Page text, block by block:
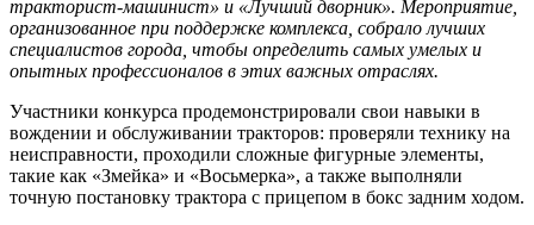
тракторист-машинист» и «Лучший дворник». Мероприятие,
организованное при поддержке комплекса, собрало лучших
специалистов города, чтобы определить самых умелых и
опытных профессионалов в этих важных отраслях.
Участники конкурса продемонстрировали свои навыки в
вождении и обслуживании тракторов: проверяли технику на
неисправности, проходили сложные фигурные элементы,
такие как «Змейка» и «Восьмерка», а также выполняли
точную постановку трактора с прицепом в бокс задним ходом.